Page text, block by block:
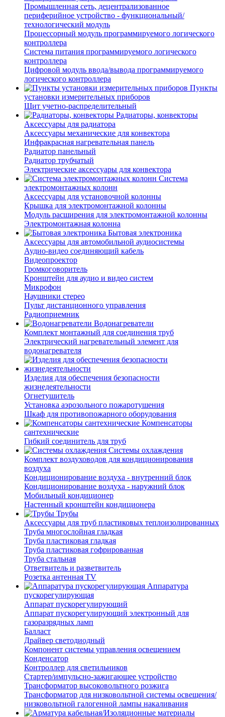
Промышленная сеть, децентрализованное
периферийное устройство - функциональный/
технологический модуль
Процессорный модуль программируемого логического
контроллера
Система питания программируемого логического
контроллера
Цифровой модуль ввода/вывода программируемого
логического контроллера
Пункты
установки измерительных приборов
Щит учетно-распределительный
Радиаторы, конвекторы
Аксессуары для радиатора
Аксессуары механические для конвектора
Инфракрасная нагревательная панель
Радиатор панельный
Радиатор трубчатый
Электрические аксессуары для конвектора
Система
электромонтажных колонн
Аксессуары для установочной колонны
Крышка для электромонтажной колонны
Модуль расширения для электромонтажной колонны
Электромонтажная колонна
Бытовая электроника
Аксессуары для автомобильной аудиосистемы
Аудио-видео соединяющий кабель
Видеопроектор
Громкоговоритель
Кронштейн для аудио и видео систем
Микрофон
Наушники стерео
Пульт дистанционного управления
Радиоприемник
Водонагреватели
Комплект монтажный для соединения труб
Электрический нагревательный элемент для
водонагревателя
Изделия для обеспечения безопасности
жизнедеятельности
Огнетушитель
Установка аэрозольного пожаротушения
Шкаф для противопожарного оборудования
Компенсаторы
сантехнические
Гибкий соединитель для труб
Системы охлаждения
Комплект воздуховодов для кондиционирования
воздуха
Кондиционирование воздуха - внутренний блок
Кондиционирование воздуха - наружний блок
Мобильный кондиционер
Настенный кронштейн кондиционера
Трубы
Аксессуары для труб пластиковых теплоизолированных
Труба многослойная гладкая
Труба пластиковая гладкая
Труба пластиковая гофрированная
Труба стальная
Ответвитель и разветвитель
Розетка антенная TV
Аппаратура
пускорегулирующая
Аппарат пускорегулирующий
Аппарат пускорегулирующий электронный для
газоразрядных ламп
Балласт
Драйвер светодиодный
Компонент системы управления освещением
Конденсатор
Контроллер для светильников
Стартер/импульсно-зажигающее устройство
Трансформатор высоковольтного розжига
Трансформатор для низковольтной системы освещения/
низковольтной галогенной лампы накаливания